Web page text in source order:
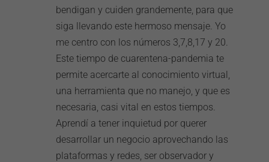
bendigan y cuiden grandemente, para que
siga llevando este hermoso mensaje. Yo
me centro con los números 3,7,8,17 y 20.
Este tiempo de cuarentena-pandemia te
permite acercarte al conocimiento virtual,
una herramienta que no manejo, y que es
necesaria, casi vital en estos tiempos.
Aprendí a tener inquietud por querer
desarrollar un negocio aprovechando las
plataformas y redes, ser observador y